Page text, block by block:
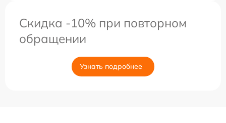
Скидка -10% при повторном
обращении
Узнать подробнее